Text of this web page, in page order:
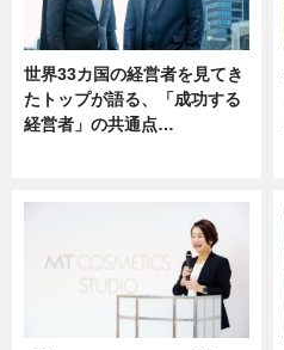
世界33カ国の経営者を見てき
たトップが語る、「成功する
経営者」の共通点…